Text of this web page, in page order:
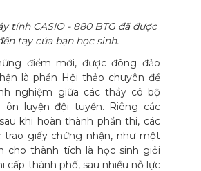
tính CASIO - 880 BTG đã được
tay của bạn học sinh.
điểm mới, được đông đảo
là phần Hội thảo chuyên đề
nghiệm giữa các thầy cô bộ
ôn luyện đội tuyển. Riêng các
khi hoàn thành phần thi, các
trao giấy chứng nhận, như một
cho thành tích là học sinh giỏi
cấp thành phố, sau nhiều nỗ lực